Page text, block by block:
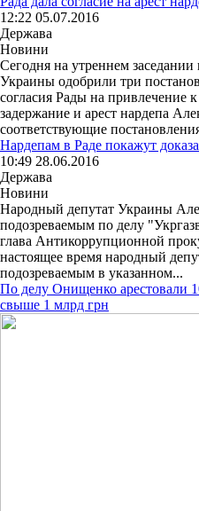
12:22 05.07.2016
Держава
Новини
Сегодня на утреннем
Украины одобрили три
согласия Рады на привлечение
задержание и арест нардепа
соответствующие
Нардепам в Раде покажут
10:49 28.06.2016
Держава
Новини
Народный депутат Украины
подозреваемым по делу
глава Антикоррупционной
настоящее время народный
подозреваемым в указанном...
По делу Онищенко арестовали
свыше 1 млрд грн